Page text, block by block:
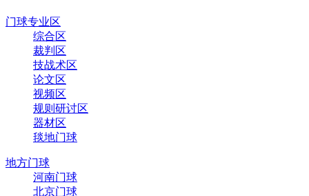
门球专业区
综合区
裁判区
技战术区
论文区
视频区
规则研讨区
器材区
毯地门球
地方门球
河南门球
北京门球